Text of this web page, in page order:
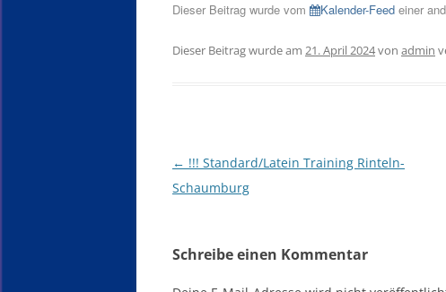
Dieser Beitrag wurde vom Kalender-Feed einer
Dieser Beitrag wurde am 21. April 2024von admin
Beitragsnavigation
← !!! Standard/Latein Training Rinteln-
Schaumburg
Schreibe einen Kommentar